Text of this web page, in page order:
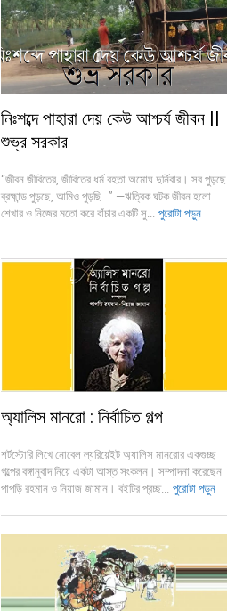
নিঃশব্দে পাহারা দেয় কেউ আশ্চর্য জীবন ||
শুভ্র সরকার
“জীবন জীবিতের, জীবিতের ধর্ম বহতা অমোঘ দুর্নিবার। সব পুড়ছে
ব্রহ্মান্ড পুড়ছে, আমিও পুড়ছি...” —ঋত্বিক ঘটক জীবন হলো
শেখার ও নিজের মতো করে বাঁচার একটি সু... পুরোটা পড়ুন
অ্যালিস মানরো : নির্বাচিত গল্প
শর্টস্টোরি লিখে নোবেল ল্যরিয়েইট অ্যালিস মানরোর একগুচ্ছ
গল্পের বঙ্গানুবাদ নিয়ে একটা আস্ত সংকলন। সম্পাদনা করেছেন
পাপড়ি রহমান ও নিয়াজ জামান। বইটির প্রচ্ছ... পুরোটা পড়ুন